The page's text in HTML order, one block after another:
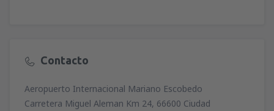
Contacto
Aeropuerto Internacional Mariano Escobedo
Carretera Miguel Aleman Km 24, 66600 Ciudad